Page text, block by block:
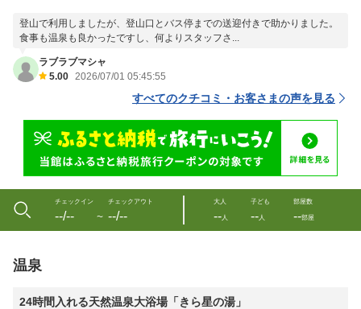
登山で利用しましたが、登山口とバス停までの送迎付きで助かりました。
食事も温泉も良かったですし、何よりスタッフさ...
ラブラブマシャ
5.00 2026/07/01 05:45:55
すべてのクチコミ・お客さまの声を見る
チェックイン
--/-- 〜
チェックアウト
--/--
大人
--人
子ども
--人
部屋数
--部屋
温泉
24時間入れる天然温泉大浴場「きら星の湯」